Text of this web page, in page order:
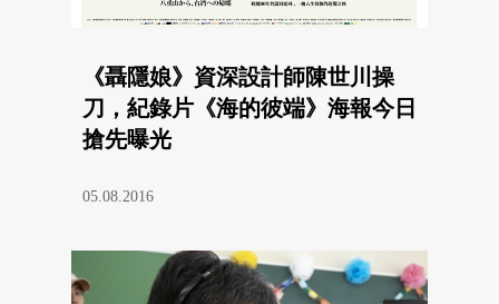
《聶隱娘》資深設計師陳世川操
刀，紀錄片《海的彼端》海報今日
搶先曝光
05.08.2016